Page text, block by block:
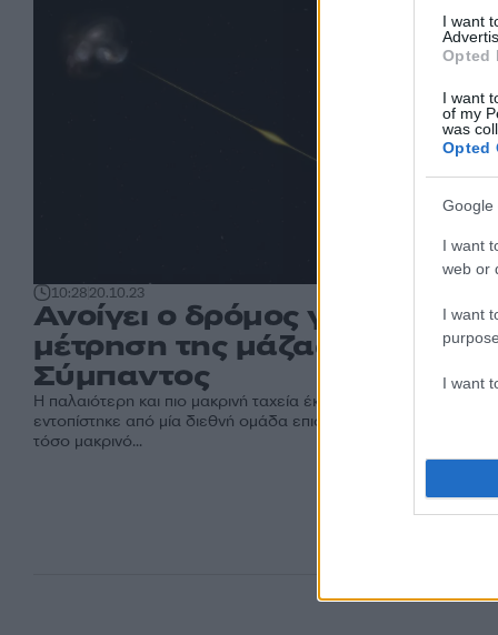
I want
Opted
I want
of my
was
Opted
Google
I want
web or
I want
I want
10:2820.10.23
Ανοίγει ο δρόμος για τη
μέτρηση της μάζας του
Σύμπαντος
Η παλαιότερη και πιο μακρινή ταχεία έκρηξη ραδιοκυμάτων
εντοπίστηκε από μία διεθνή ομάδα επιστημόνων σε έναν
τόσο μακρινό...